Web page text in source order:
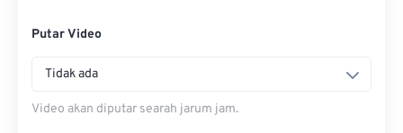
Putar Video
Tidak ada
Video akan diputar searah jarum jam.